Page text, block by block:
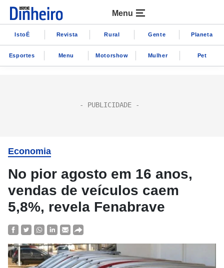
Menu
IstoÉ Revista Rural Gente Planeta
Esportes Menu Motorshow Mulher Pet
Economia
No pior agosto em 16 anos,
vendas de veículos caem
5,8%, revela Fenabrave